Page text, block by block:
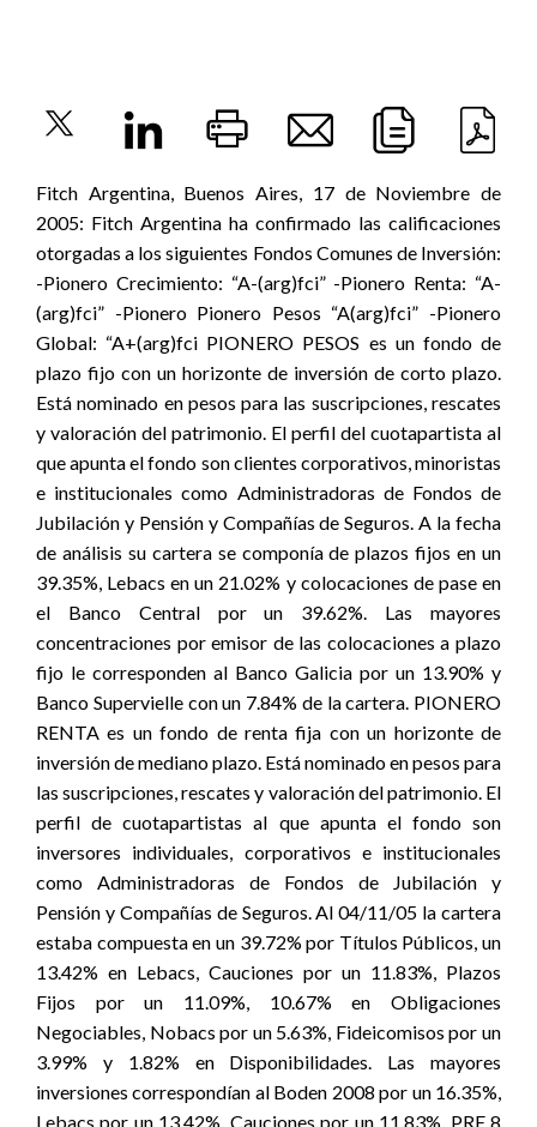
Fitch Argentina, Buenos Aires, 17 de Noviembre de
2005: Fitch Argentina ha confirmado las calificaciones
otorgadas a los siguientes Fondos Comunes de Inversión:
-Pionero Crecimiento: “A-(arg)fci” -Pionero Renta: “A-
(arg)fci” -Pionero Pionero Pesos “A(arg)fci” -Pionero
Global: “A+(arg)fci PIONERO PESOS es un fondo de
plazo fijo con un horizonte de inversión de corto plazo.
Está nominado en pesos para las suscripciones, rescates
y valoración del patrimonio. El perfil del cuotapartista al
que apunta el fondo son clientes corporativos, minoristas
e institucionales como Administradoras de Fondos de
Jubilación y Pensión y Compañías de Seguros. A la fecha
de análisis su cartera se componía de plazos fijos en un
39.35%, Lebacs en un 21.02% y colocaciones de pase en
el Banco Central por un 39.62%. Las mayores
concentraciones por emisor de las colocaciones a plazo
fijo le corresponden al Banco Galicia por un 13.90% y
Banco Supervielle con un 7.84% de la cartera. PIONERO
RENTA es un fondo de renta fija con un horizonte de
inversión de mediano plazo. Está nominado en pesos para
las suscripciones, rescates y valoración del patrimonio. El
perfil de cuotapartistas al que apunta el fondo son
inversores individuales, corporativos e institucionales
como Administradoras de Fondos de Jubilación y
Pensión y Compañías de Seguros. Al 04/11/05 la cartera
estaba compuesta en un 39.72% por Títulos Públicos, un
13.42% en Lebacs, Cauciones por un 11.83%, Plazos
Fijos por un 11.09%, 10.67% en Obligaciones
Negociables, Nobacs por un 5.63%, Fideicomisos por un
3.99% y 1.82% en Disponibilidades. Las mayores
inversiones correspondían al Boden 2008 por un 16.35%,
Lebacs por un 13.42%, Cauciones por un 11.83%, PRE 8